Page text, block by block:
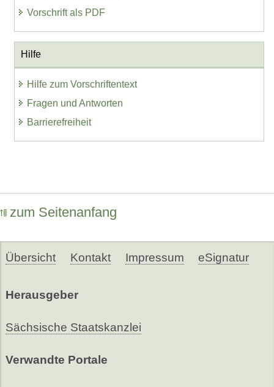
Vorschrift als PDF
Hilfe
Hilfe zum Vorschriftentext
Fragen und Antworten
Barrierefreiheit
zum Seitenanfang
Übersicht Kontakt Impressum eSignatur
Herausgeber
Sächsische Staatskanzlei
Verwandte Portale